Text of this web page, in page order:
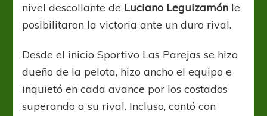
nivel descollante de Luciano Leguizamón le
posibilitaron la victoria ante un duro rival.
Desde el inicio Sportivo Las Parejas se hizo
dueño de la pelota, hizo ancho el equipo e
inquietó en cada avance por los costados
superando a su rival. Incluso, contó con